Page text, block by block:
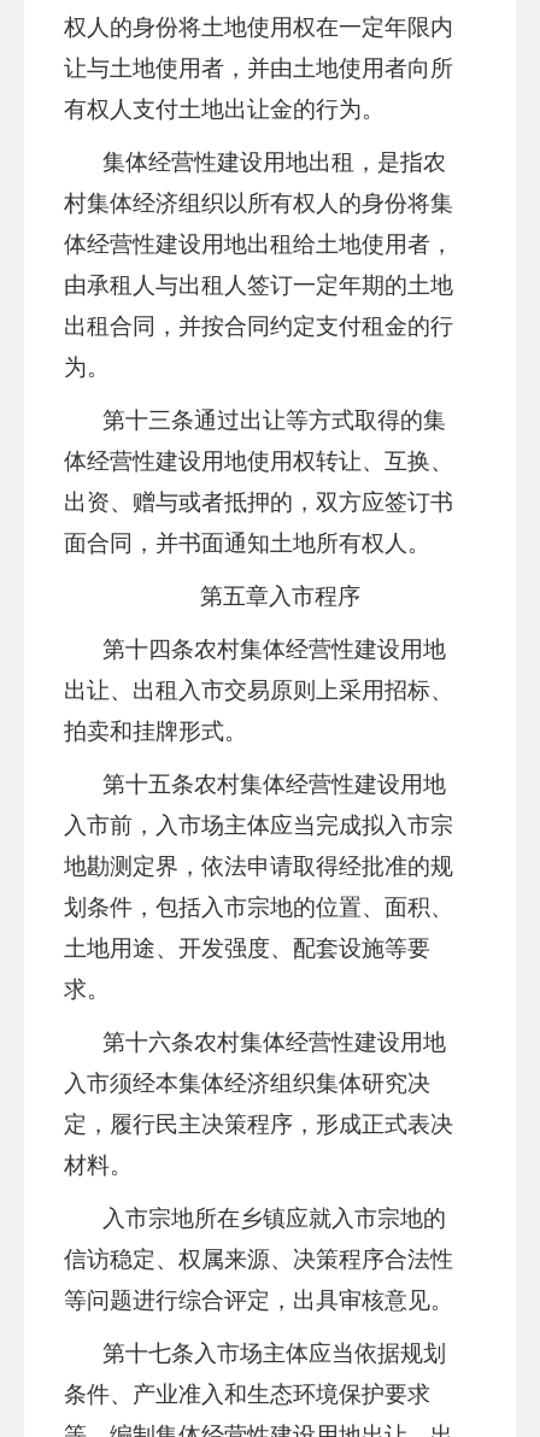
权人的身份将土地使用权在一定年限内
让与土地使用者，并由土地使用者向所
有权人支付土地出让金的行为。
集体经营性建设用地出租，是指农
村集体经济组织以所有权人的身份将集
体经营性建设用地出租给土地使用者，
由承租人与出租人签订一定年期的土地
出租合同，并按合同约定支付租金的行
为。
第十三条通过出让等方式取得的集
体经营性建设用地使用权转让、互换、
出资、赠与或者抵押的，双方应签订书
面合同，并书面通知土地所有权人。
第五章入市程序
第十四条农村集体经营性建设用地
出让、出租入市交易原则上采用招标、
拍卖和挂牌形式。
第十五条农村集体经营性建设用地
入市前，入市场主体应当完成拟入市宗
地勘测定界，依法申请取得经批准的规
划条件，包括入市宗地的位置、面积、
土地用途、开发强度、配套设施等要
求。
第十六条农村集体经营性建设用地
入市须经本集体经济组织集体研究决
定，履行民主决策程序，形成正式表决
材料。
入市宗地所在乡镇应就入市宗地的
信访稳定、权属来源、决策程序合法性
等问题进行综合评定，出具审核意见。
第十七条 入市场主体应当依据规划
条件、产业准入和生态环境保护要求